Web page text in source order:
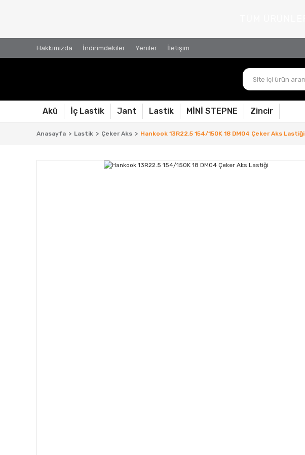
Hakkımızda İndirimdekiler Yeniler İletişim
Akü İç Lastik Jant Lastik MİNİ STEPNE Zincir
Anasayfa Lastik Çeker Aks Hankook 13R22.5 154/150K 18 DM04 Çeker Aks Lastiği